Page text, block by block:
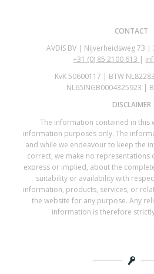
CONTACT
AVDIS BV | Nijverheidsweg 73 |
+31 (0) 85 2100 613 |
KvK 50600117 | BTW
NL65INGB0004325923 |
DISCLAIMER
The information contained in this
information purposes only. The
and while we endeavour to keep the
correct, we make no representations
express or implied, about the
suitability or availability with
information, products, services, or
the website for any purpose. Any
information is therefore